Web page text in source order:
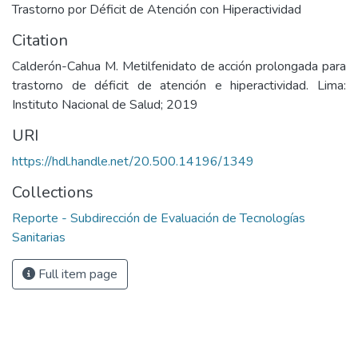
Trastorno por Déficit de Atención con Hiperactividad
Citation
Calderón-Cahua M. Metilfenidato de acción prolongada para
trastorno de déficit de atención e hiperactividad. Lima:
Instituto Nacional de Salud; 2019
URI
https://hdl.handle.net/20.500.14196/1349
Collections
Reporte - Subdirección de Evaluación de Tecnologías
Sanitarias
Full item page